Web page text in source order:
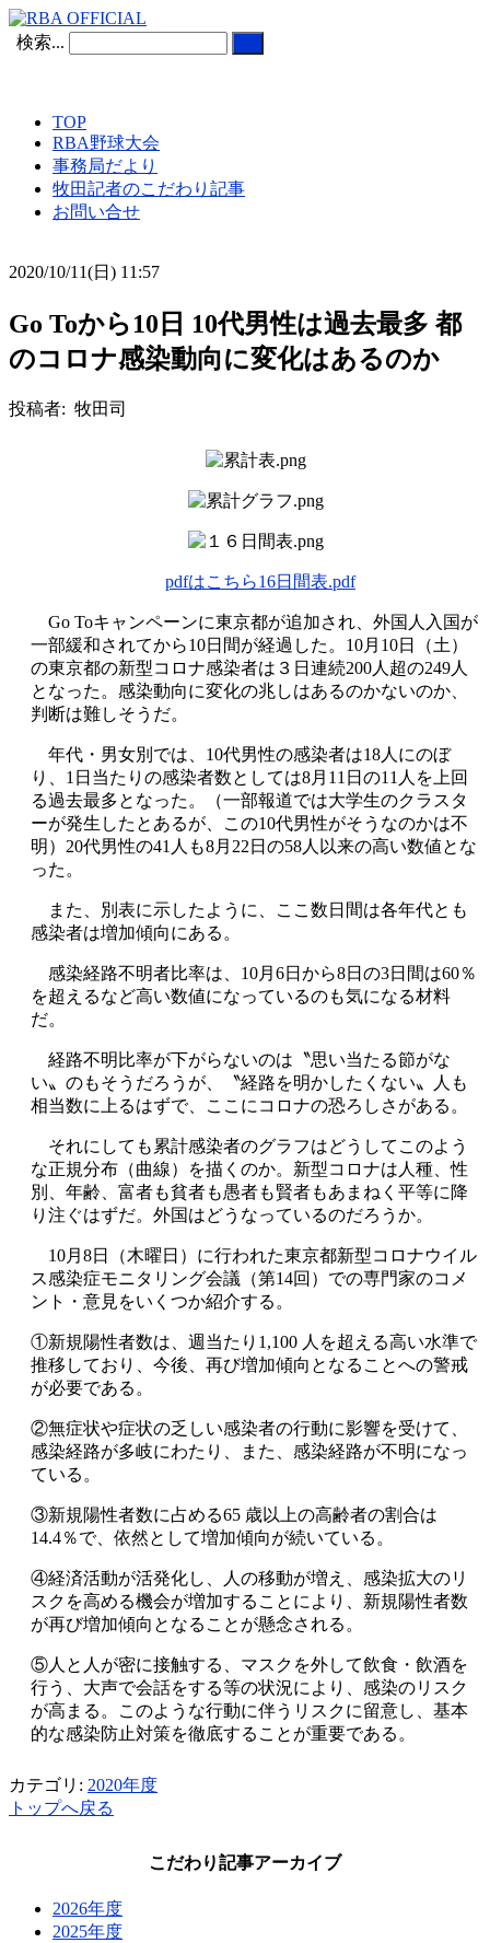
検索...
TOP
RBA野球大会
事務局だより
牧田記者のこだわり記事
お問い合せ
2020/10/11(日) 11:57
Go Toから10日 10代男性は過去最多 都
のコロナ感染動向に変化はあるのか
投稿者: 牧田司
pdfはこちら16日間表.pdf
Go Toキャンペーンに東京都が追加され、外国人入国が
一部緩和されてから10日間が経過した。10月10日（土）
の東京都の新型コロナ感染者は３日連続200人超の249人
となった。感染動向に変化の兆しはあるのかないのか、
判断は難しそうだ。
年代・男女別では、10代男性の感染者は18人にのぼ
り、1日当たりの感染者数としては8月11日の11人を上回
る過去最多となった。（一部報道では大学生のクラスタ
ーが発生したとあるが、この10代男性がそうなのかは不
明）20代男性の41人も8月22日の58人以来の高い数値とな
った。
また、別表に示したように、ここ数日間は各年代とも
感染者は増加傾向にある。
感染経路不明者比率は、10月6日から8日の3日間は60％
を超えるなど高い数値になっているのも気になる材料
だ。
経路不明比率が下がらないのは〝思い当たる節がな
い〟のもそうだろうが、〝経路を明かしたくない〟人も
相当数に上るはずで、ここにコロナの恐ろしさがある。
それにしても累計感染者のグラフはどうしてこのよう
な正規分布（曲線）を描くのか。新型コロナは人種、性
別、年齢、富者も貧者も愚者も賢者もあまねく平等に降
り注ぐはずだ。外国はどうなっているのだろうか。
10月8日（木曜日）に行われた東京都新型コロナウイル
ス感染症モニタリング会議（第14回）での専門家のコメ
ント・意見をいくつか紹介する。
①新規陽性者数は、週当たり1,100 人を超える高い水準で
推移しており、今後、再び増加傾向となることへの警戒
が必要である。
②無症状や症状の乏しい感染者の行動に影響を受けて、
感染経路が多岐にわたり、また、感染経路が不明になっ
ている。
③新規陽性者数に占める65 歳以上の高齢者の割合は
14.4％で、依然として増加傾向が続いている。
④経済活動が活発化し、人の移動が増え、感染拡大のリ
スクを高める機会が増加することにより、新規陽性者数
が再び増加傾向となることが懸念される。
⑤人と人が密に接触する、マスクを外して飲食・飲酒を
行う、大声で会話をする等の状況により、感染のリスク
が高まる。このような行動に伴うリスクに留意し、基本
的な感染防止対策を徹底することが重要である。
カテゴリ: 2020年度
トップへ戻る
こだわり記事アーカイブ
2026年度
2025年度